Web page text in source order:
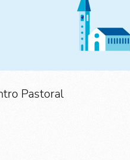
Pastoral